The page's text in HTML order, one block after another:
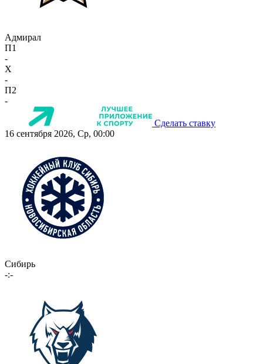
Адмирал
П1
-
X
-
П2
-
Сделать ставку
16 сентября 2026, Ср, 00:00
Сибирь
-:-